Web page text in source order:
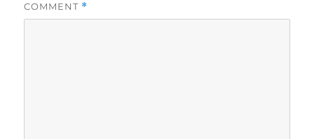
COMMENT *